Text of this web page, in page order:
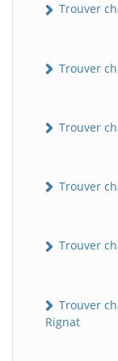
Trouver
Trouver
Trouver
Trouver
Trouver
Trouver
Rignat